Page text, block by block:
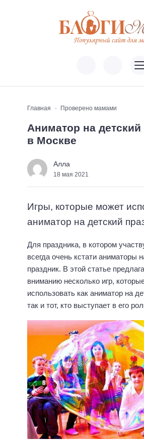
Главная Проверено мамами
Аниматор на детский
в Москве
Алла
18 мая 2021
Игры, которые может
аниматор на детский
Для праздника, в котором
всегда очень кстати аниматоры
праздник. В этой статье
вниманию несколько игр,
использовать как аниматор на
так и тот, кто выступает в его